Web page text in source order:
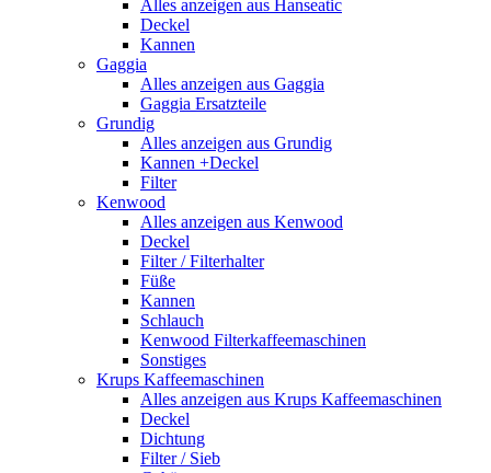
Alles anzeigen aus Hanseatic
Deckel
Kannen
Gaggia
Alles anzeigen aus Gaggia
Gaggia Ersatzteile
Grundig
Alles anzeigen aus Grundig
Kannen +Deckel
Filter
Kenwood
Alles anzeigen aus Kenwood
Deckel
Filter / Filterhalter
Füße
Kannen
Schlauch
Kenwood Filterkaffeemaschinen
Sonstiges
Krups Kaffeemaschinen
Alles anzeigen aus Krups Kaffeemaschinen
Deckel
Dichtung
Filter / Sieb